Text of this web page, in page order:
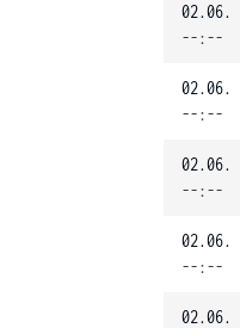
02.06.
--:--
02.06.
--:--
02.06.
--:--
02.06.
--:--
02.06.